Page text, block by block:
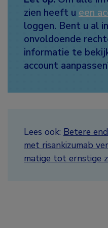
zien heeft u een
loggen. Bent u al
onvoldoende
informatie te
account
Lees ook: Betere
met risankizumab
matige tot ernstige